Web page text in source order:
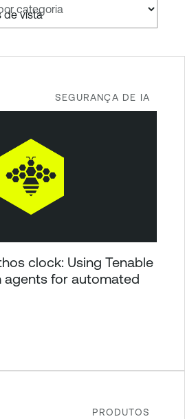
categoria
SEGURANÇA DE IA
clock: Using Tenable
agents for automated
PRODUTOS